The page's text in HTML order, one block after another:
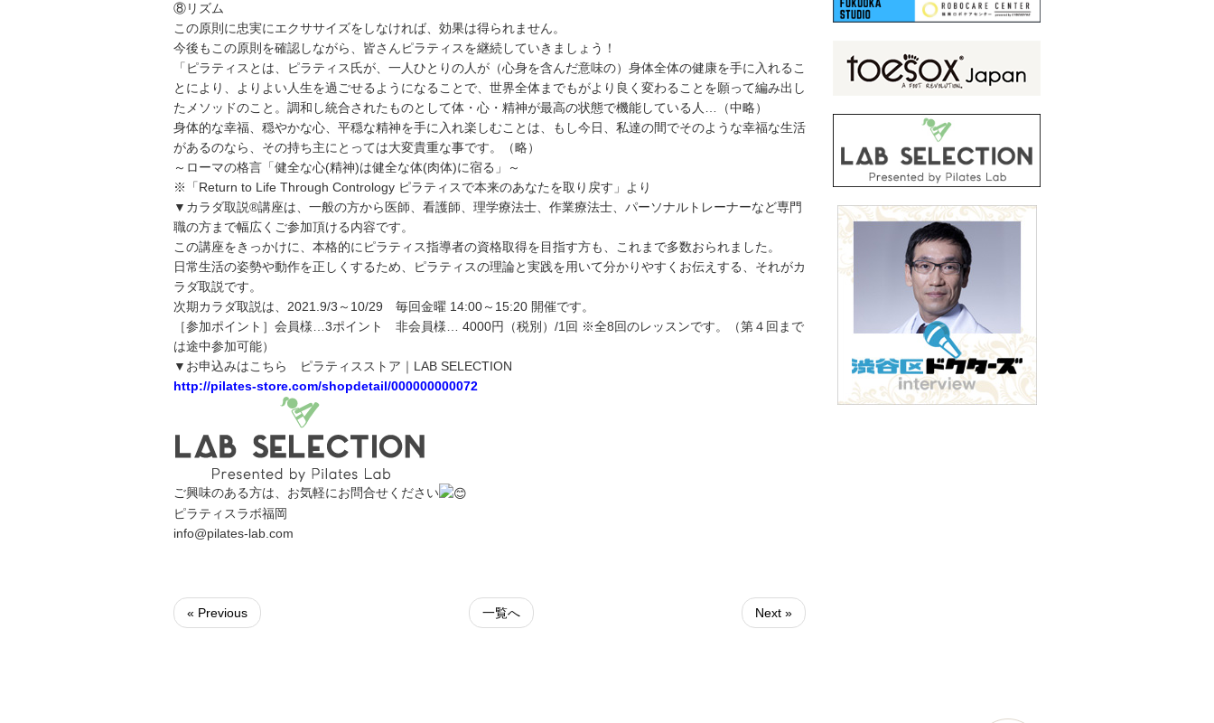
⑧リズム
この原則に忠実にエクササイズをしなければ、効果は得られません。
今後もこの原則を確認しながら、皆さんピラティスを継続していきましょう！
「ピラティスとは、ピラティス氏が、一人ひとりの人が（心身を含んだ意味の）身体全体の健康を手に入れるこ
とにより、よりよい人生を過ごせるようになることで、世界全体までもがより良く変わることを願って編み出し
たメソッドのこと。調和し統合されたものとして体・心・精神が最高の状態で機能している人…（中略）
身体的な幸福、穏やかな心、平穏な精神を手に入れ楽しむことは、もし今日、私達の間でそのような幸福な生活
があるのなら、その持ち主にとっては大変貴重な事です。（略）
～ローマの格言「健全な心(精神)は健全な体(肉体)に宿る」～
※「Return to Life Through Contrology ピラティスで本来のあなたを取り戻す」より
▼カラダ取説®講座は、一般の方から医師、看護師、理学療法士、作業療法士、パーソナルトレーナーなど専門
職の方まで幅広くご参加頂ける内容です。
この講座をきっかけに、本格的にピラティス指導者の資格取得を目指す方も、これまで多数おられました。
日常生活の姿勢や動作を正しくするため、ピラティスの理論と実践を用いて分かりやすくお伝えする、それがカ
ラダ取説です。
次期カラダ取説は、2021.9/3～10/29 毎回金曜 14:00～15:20 開催です。
［参加ポイント］会員様…3ポイント 非会員様… 4000円（税別）/1回 ※全8回のレッスンです。（第４回まで
は途中参加可能）
▼お申込みはこちら ピラティスストア｜LAB SELECTION
http://pilates-store.com/shopdetail/000000000072
ご興味のある方は、お気軽にお問合せください
ピラティスラボ福岡
info@pilates-lab.com
« Previous 一覧へ Next »